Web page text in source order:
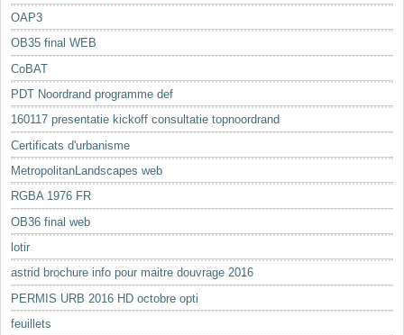
OAP3
OB35 final WEB
CoBAT
PDT Noordrand programme def
160117 presentatie kickoff consultatie topnoordrand
Certificats d'urbanisme
MetropolitanLandscapes web
RGBA 1976 FR
OB36 final web
lotir
astrid brochure info pour maitre douvrage 2016
PERMIS URB 2016 HD octobre opti
feuillets